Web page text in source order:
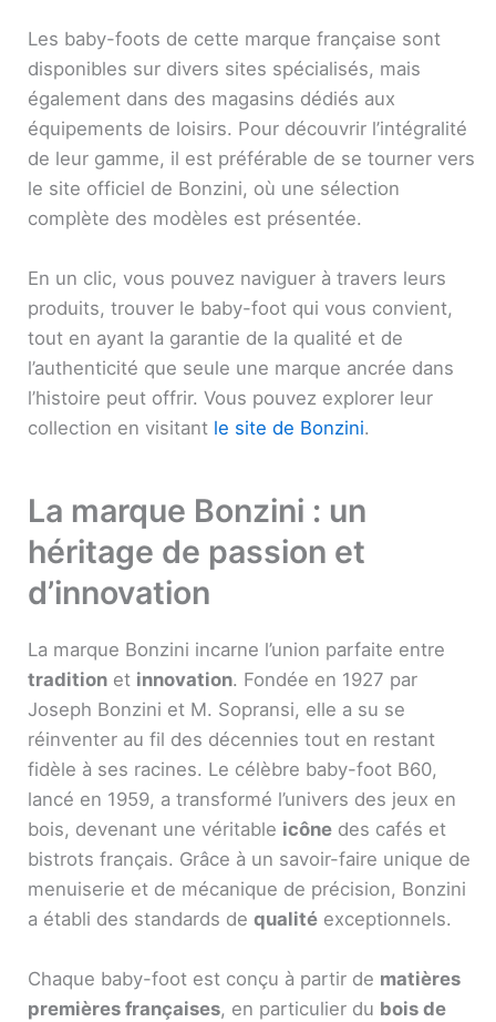
Les baby-foots de cette marque française sont
disponibles sur divers sites spécialisés, mais
également dans des magasins dédiés aux
équipements de loisirs. Pour découvrir l’intégralité
de leur gamme, il est préférable de se tourner vers
le site officiel de Bonzini, où une sélection
complète des modèles est présentée.
En un clic, vous pouvez naviguer à travers leurs
produits, trouver le baby-foot qui vous convient,
tout en ayant la garantie de la qualité et de
l’authenticité que seule une marque ancrée dans
l’histoire peut offrir. Vous pouvez explorer leur
collection en visitant le site de Bonzini.
La marque Bonzini : un
héritage de passion et
d’innovation
La marque Bonzini incarne l’union parfaite entre
tradition et innovation. Fondée en 1927 par
Joseph Bonzini et M. Sopransi, elle a su se
réinventer au fil des décennies tout en restant
fidèle à ses racines. Le célèbre baby-foot B60,
lancé en 1959, a transformé l’univers des jeux en
bois, devenant une véritable icône des cafés et
bistrots français. Grâce à un savoir-faire unique de
menuiserie et de mécanique de précision, Bonzini
a établi des standards de qualité exceptionnels.
Chaque baby-foot est conçu à partir de matières
premières françaises, en particulier du bois de